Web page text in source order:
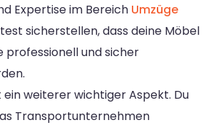
Expertise im Bereich Umzüge
sicherstellen, dass deine Möbel
professionell und sicher
ein weiterer wichtiger Aspekt. Du
Transportunternehmen